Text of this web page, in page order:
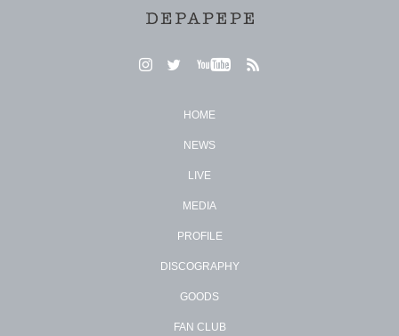
HOME
NEWS
LIVE
MEDIA
PROFILE
DISCOGRAPHY
GOODS
FAN CLUB